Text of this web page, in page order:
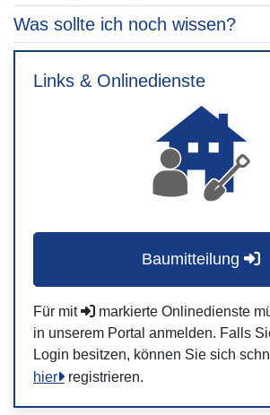
Was sollte ich noch wissen?
Links & Onlinedienste
Baumitteilung
Für mit
markierte Onlinedienste
in unserem Portal anmelden. Falls
Login besitzen, können Sie sich
hier
registrieren.